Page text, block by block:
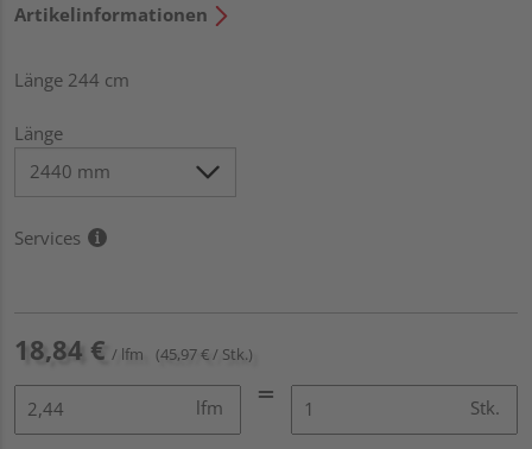
Artikelinformationen
Länge 244 cm
Länge
Services
18,84 € / lfm (45,97 € / Stk.)
lfm Stk.